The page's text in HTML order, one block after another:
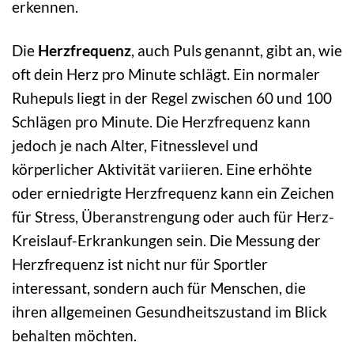
erkennen.
Die Herzfrequenz, auch Puls genannt, gibt an, wie
oft dein Herz pro Minute schlägt. Ein normaler
Ruhepuls liegt in der Regel zwischen 60 und 100
Schlägen pro Minute. Die Herzfrequenz kann
jedoch je nach Alter, Fitnesslevel und
körperlicher Aktivität variieren. Eine erhöhte
oder erniedrigte Herzfrequenz kann ein Zeichen
für Stress, Überanstrengung oder auch für Herz-
Kreislauf-Erkrankungen sein. Die Messung der
Herzfrequenz ist nicht nur für Sportler
interessant, sondern auch für Menschen, die
ihren allgemeinen Gesundheitszustand im Blick
behalten möchten.